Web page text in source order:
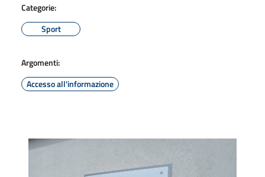
Categorie:
Sport
Argomenti:
Accesso all'informazione